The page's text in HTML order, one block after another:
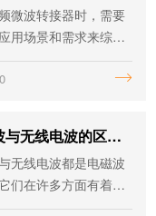
微波转接器时，需要
用场景和需求来综合
能参数，以确保选择
转接器。
射频微波与无线电波的区别是什么？
无线电波都是电磁波
们在许多方面有着相
在某些关键特性上存